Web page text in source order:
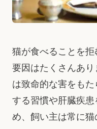
猫が食べることを
要因はたくさんあ
は致命的な害をも
する習慣や肝臓疾
め、飼い主は常に猫